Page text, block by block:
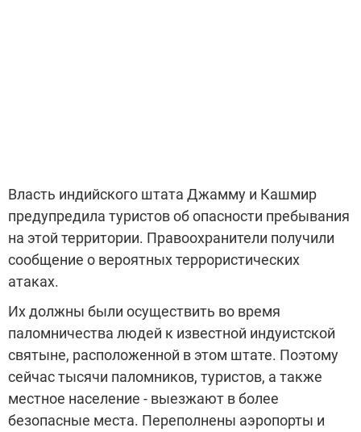
Власть индийского штата Джамму и Кашмир
предупредила туристов об опасности пребывания
на этой территории. Правоохранители получили
сообщение о вероятных террористических
атаках.
Их должны были осуществить во время
паломничества людей к известной индуистской
святыне, расположенной в этом штате. Поэтому
сейчас тысячи паломников, туристов, а также
местное население - выезжают в более
безопасные места. Переполнены аэропорты и